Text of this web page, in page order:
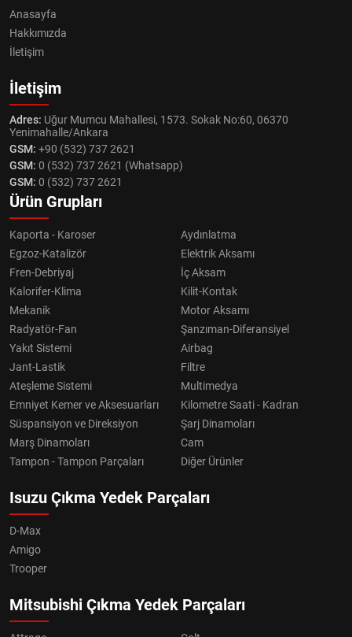
Anasayfa
Hakkımızda
İletişim
İletişim
Adres: Uğur Mumcu Mahallesi, 1573. Sokak No:60, 06370
Yenimahalle/Ankara
GSM: +90 (532) 737 2621
GSM: 0 (532) 737 2621 (Whatsapp)
GSM: 0 (532) 737 2621
Ürün Grupları
Kaporta - Karoser
Aydınlatma
Egzoz-Katalizör
Elektrik Aksamı
Fren-Debriyaj
İç Aksam
Kalorifer-Klima
Kilit-Kontak
Mekanik
Motor Aksamı
Radyatör-Fan
Şanzıman-Diferansiyel
Yakıt Sistemi
Airbag
Jant-Lastik
Filtre
Ateşleme Sistemi
Multimedya
Emniyet Kemer ve Aksesuarları
Kilometre Saati - Kadran
Süspansiyon ve Direksiyon
Şarj Dinamoları
Marş Dinamoları
Cam
Tampon - Tampon Parçaları
Diğer Ürünler
Isuzu Çıkma Yedek Parçaları
D-Max
Amigo
Trooper
Mitsubishi Çıkma Yedek Parçaları